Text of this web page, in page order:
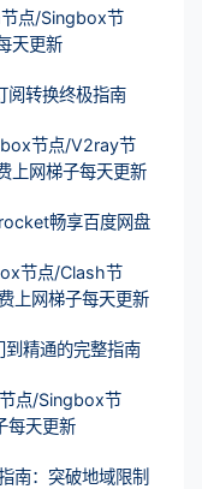
点/Singbox节
天更新
阅转换终极指南
节点/V2ray节
上网梯子每天更新
畅享百度网盘
节点/Clash节
上网梯子每天更新
精通的完整指南
点/Singbox节
每天更新
南：突破地域限制